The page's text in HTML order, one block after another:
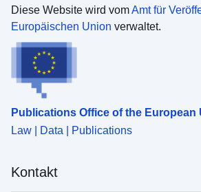
Diese Website wird vomAmt für
Europäischen Union verwaltet.
Publications Office of the European
Law | Data | Publications
Kontakt